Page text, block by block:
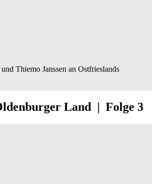
Thiemo Janssen an Ostfrieslands
Land | Folge 3